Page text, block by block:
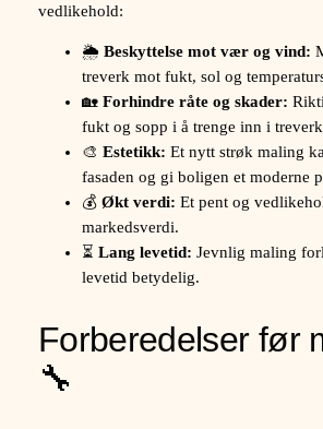
vedlikehold:
🌦️ Beskyttelse mot vær og vind:
treverk mot fukt, sol og
🏡 Forhindre råte og skader:
fukt og sopp i å trenge inn i
🎨 Estetikk: Et nytt strøk maling
fasaden og gi boligen et moderne
💰 Økt verdi: Et pent og
markedsverdi.
⏳ Lang levetid: Jevnlig maling
levetid betydelig.
Forberedelser før
🔧